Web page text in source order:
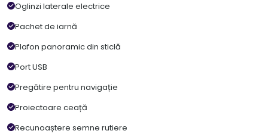
Oglinzi laterale electrice
Pachet de iarnă
Plafon panoramic din sticlă
Port USB
Pregătire pentru navigație
Proiectoare ceață
Recunoaștere semne rutiere